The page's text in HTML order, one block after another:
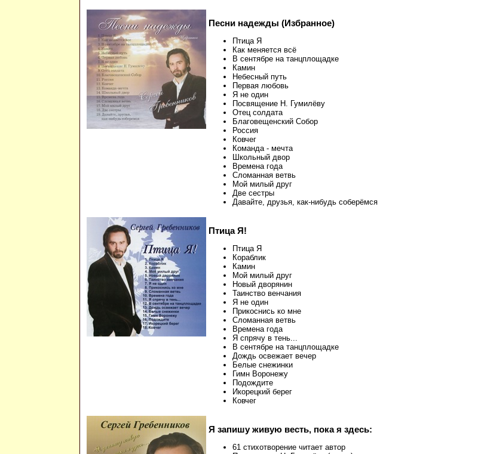
Песни надежды (Избранное)
Птица Я
Как меняется всё
В сентябре на танцплощадке
Камин
Небесный путь
Первая любовь
Я не один
Посвящение Н. Гумилёву
Отец солдата
Благовещенский Собор
Россия
Ковчег
Команда - мечта
Школьный двор
Времена года
Сломанная ветвь
Мой милый друг
Две сестры
Давайте, друзья, как-нибудь соберёмся
Птица Я!
Птица Я
Кораблик
Камин
Мой милый друг
Новый дворянин
Таинство венчания
Я не один
Прикоснись ко мне
Сломанная ветвь
Времена года
Я спрячу в тень...
В сентябре на танцплощадке
Дождь освежает вечер
Белые снежинки
Гимн Воронежу
Подождите
Икорецкий берег
Ковчег
Я запишу живую весть, пока я здесь:
61 стихотворение читает автор